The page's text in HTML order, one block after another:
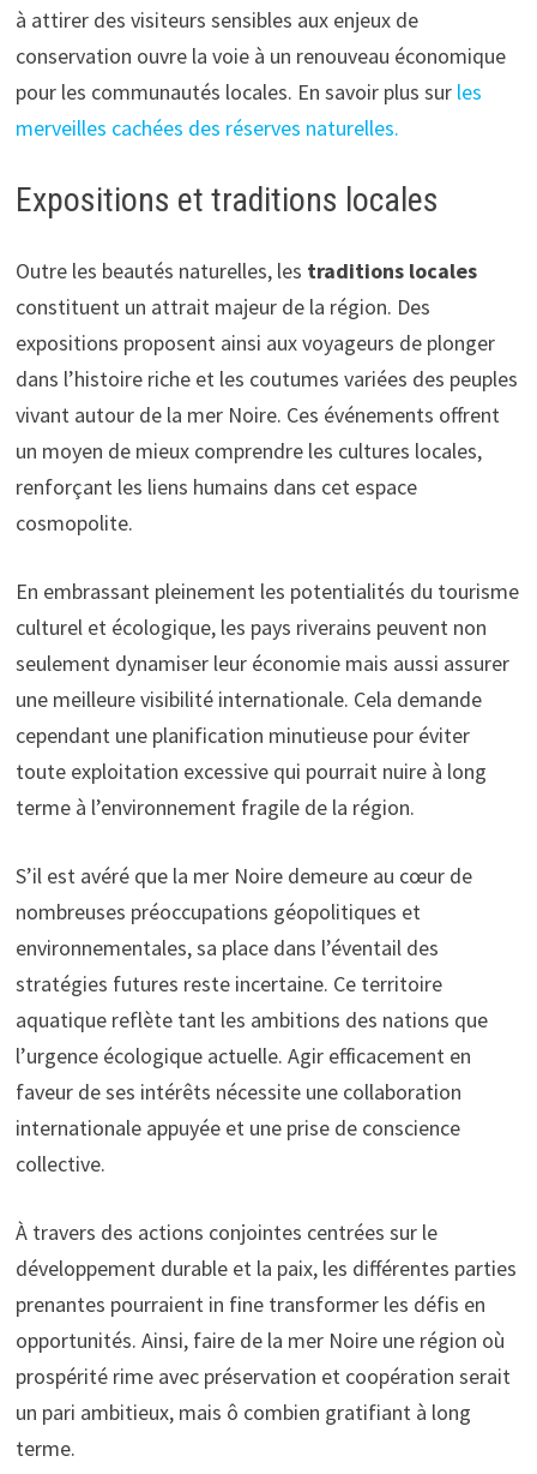
à attirer des visiteurs sensibles aux enjeux de
conservation ouvre la voie à un renouveau économique
pour les communautés locales. En savoir plus sur les
merveilles cachées des réserves naturelles.
Expositions et traditions locales
Outre les beautés naturelles, les traditions locales
constituent un attrait majeur de la région. Des
expositions proposent ainsi aux voyageurs de plonger
dans l’histoire riche et les coutumes variées des peuples
vivant autour de la mer Noire. Ces événements offrent
un moyen de mieux comprendre les cultures locales,
renforçant les liens humains dans cet espace
cosmopolite.
En embrassant pleinement les potentialités du tourisme
culturel et écologique, les pays riverains peuvent non
seulement dynamiser leur économie mais aussi assurer
une meilleure visibilité internationale. Cela demande
cependant une planification minutieuse pour éviter
toute exploitation excessive qui pourrait nuire à long
terme à l’environnement fragile de la région.
S’il est avéré que la mer Noire demeure au cœur de
nombreuses préoccupations géopolitiques et
environnementales, sa place dans l’éventail des
stratégies futures reste incertaine. Ce territoire
aquatique reflète tant les ambitions des nations que
l’urgence écologique actuelle. Agir efficacement en
faveur de ses intérêts nécessite une collaboration
internationale appuyée et une prise de conscience
collective.
À travers des actions conjointes centrées sur le
développement durable et la paix, les différentes parties
prenantes pourraient in fine transformer les défis en
opportunités. Ainsi, faire de la mer Noire une région où
prospérité rime avec préservation et coopération serait
un pari ambitieux, mais ô combien gratifiant à long
terme.